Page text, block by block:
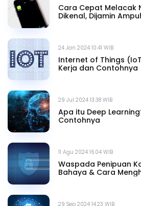
Cara Cepat Melacak
Dikenal, Dijamin
24 Jan 2024 10.41 WIB
Internet of Things
Kerja dan Contohnya
29 Jul 2024 13.38 WIB
Apa itu Deep
Contohnya
11 Agu 2024 16.04 WIB
Waspada Penipuan
Bahaya & Cara
29 Sep 2024 14.23 WIB